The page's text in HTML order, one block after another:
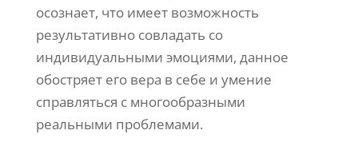
осознает, что имеет возможность
результативно совладать со
индивидуальными эмоциями, данное
обостряет его вера в себе и умение
справляться с многообразными
реальными проблемами.